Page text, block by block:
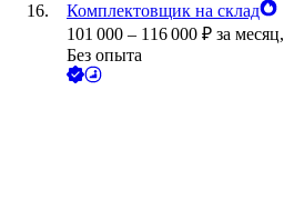
Комплектовщик на склад
101 000 – 116 000 ₽ за месяц,
Без опыта